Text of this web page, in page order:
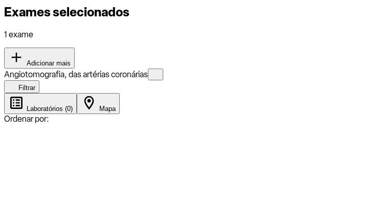
Exames selecionados
1 exame
Adicionar mais
Angiotomografia, das artérias coronárias
Filtrar
Laboratórios (0) Mapa
Ordenar por: